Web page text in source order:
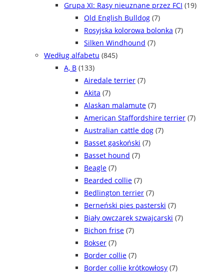
Grupa XI: Rasy nieuznane przez FCI (19)
Old English Bulldog (7)
Rosyjska kolorowa bolonka (7)
Silken Windhound (7)
Według alfabetu (845)
A, B (133)
Airedale terrier (7)
Akita (7)
Alaskan malamute (7)
American Staffordshire terrier (7)
Australian cattle dog (7)
Basset gaskoński (7)
Basset hound (7)
Beagle (7)
Bearded collie (7)
Bedlington terrier (7)
Berneński pies pasterski (7)
Biały owczarek szwajcarski (7)
Bichon frise (7)
Bokser (7)
Border collie (7)
Border collie krótkowłosy (7)